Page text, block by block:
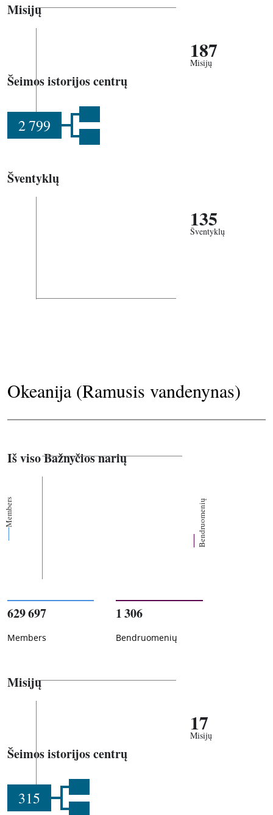
Misijų
187
Misijų
Šeimos istorijos centrų
2 799
Šventyklų
135
Šventyklų
Okeanija (Ramusis vandenynas)
Iš viso Bažnyčios narių
Members Bendruomenių
629 697
Members
1 306
Bendruomenių
Misijų
17
Misijų
Šeimos istorijos centrų
315